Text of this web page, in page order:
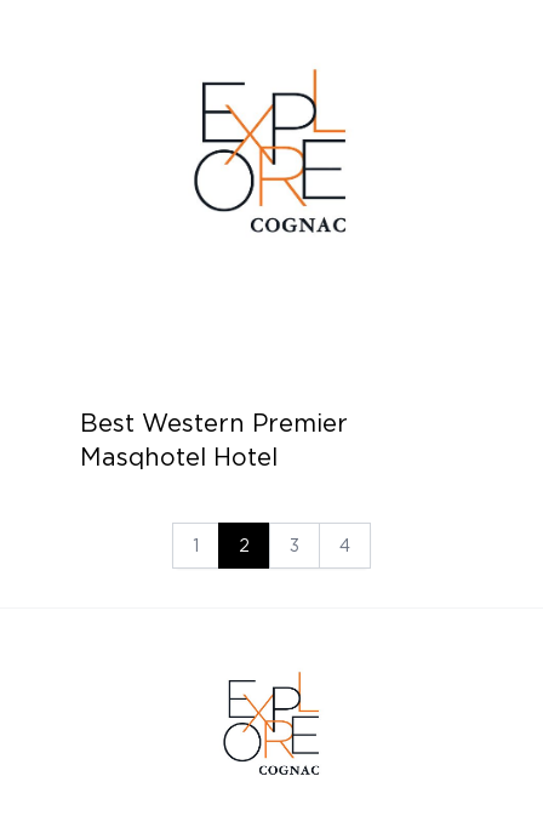
Best Western Premier
Masqhotel Hotel
1 2 3 4